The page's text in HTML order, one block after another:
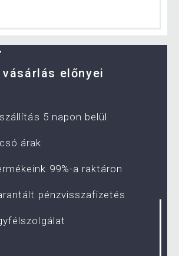
vásárlás előnyei
5 napon belül
árak
99%-a raktáron
pénzvisszafizetés